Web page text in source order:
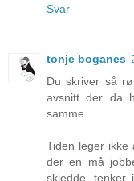
Svar
tonje boganes
Du skriver så
avsnitt der da
samme...
Tiden leger ikke
der en må
skjedde, tenker